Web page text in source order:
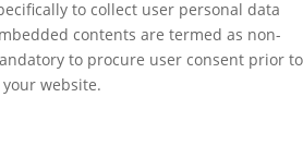
to collect user personal data
contents are termed as non-
to procure user consent prior to
website.